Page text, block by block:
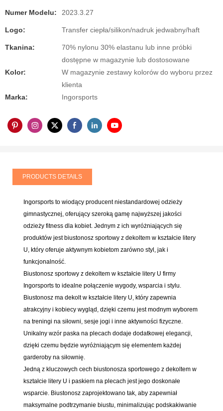
Numer Modelu: 2023.3.27
Logo: Transfer ciepła/silikon/nadruk jedwabny/haft
Tkanina:
70% nylonu 30% elastanu lub inne próbki
dostępne w magazynie lub dostosowane
Kolor:
W magazynie zestawy kolorów do wyboru przez
klienta
Marka:
Ingorsports
PRODUCTS DETAILS
Ingorsports to wiodący producent niestandardowej odzieży
gimnastycznej, oferujący szeroką gamę najwyższej jakości
odzieży fitness dla kobiet. Jednym z ich wyróżniających się
produktów jest biustonosz sportowy z dekoltem w kształcie litery
U, który oferuje aktywnym kobietom zarówno styl, jak i
funkcjonalność.
Biustonosz sportowy z dekoltem w kształcie litery U firmy
Ingorsports to idealne połączenie wygody, wsparcia i stylu.
Biustonosz ma dekolt w kształcie litery U, który zapewnia
atrakcyjny i kobiecy wygląd, dzięki czemu jest modnym wyborem
na treningi na siłowni, sesje jogi i inne aktywności fizyczne.
Unikalny wzór paska na plecach dodaje dodatkowej elegancji,
dzięki czemu będzie wyróżniającym się elementem każdej
garderoby na siłownię.
Jedną z kluczowych cech biustonosza sportowego z dekoltem w
kształcie litery U i paskiem na plecach jest jego doskonałe
wsparcie. Biustonosz zaprojektowano tak, aby zapewniał
maksymalne podtrzymanie biustu, minimalizując podskakiwanie